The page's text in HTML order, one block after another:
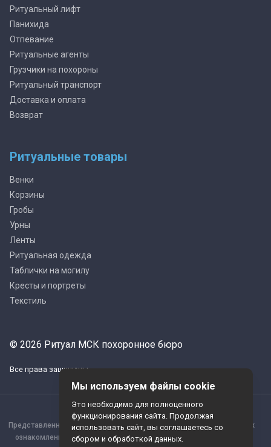
Ритуальный лифт
Панихида
Отпевание
Ритуальные агенты
Грузчики на похороны
Ритуальный транспорт
Доставка и оплата
Возврат
Ритуальные товары
Венки
Корзины
Гробы
Урны
Ленты
Ритуальная одежда
Таблички на могилу
Кресты и портреты
Текстиль
© 2026 Ритуал МСК похоронное бюро
Все права защищены
Представленная информация опубликована исключительно в целях
ознакомления, а потому не может считаться публичной офертой,
Мы используем файлы cookie
Это необходимо для полноценного
функционирования сайта. Продолжая
использовать сайт, вы соглашаетесь со
сбором и обработкой данных.